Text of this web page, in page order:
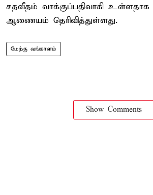
சதவீதம் வாக்குப்பதிவாகி
ஆணையம் தெரிவித்துள்ளது.
மேற்கு வங்காளம்
Show Comments